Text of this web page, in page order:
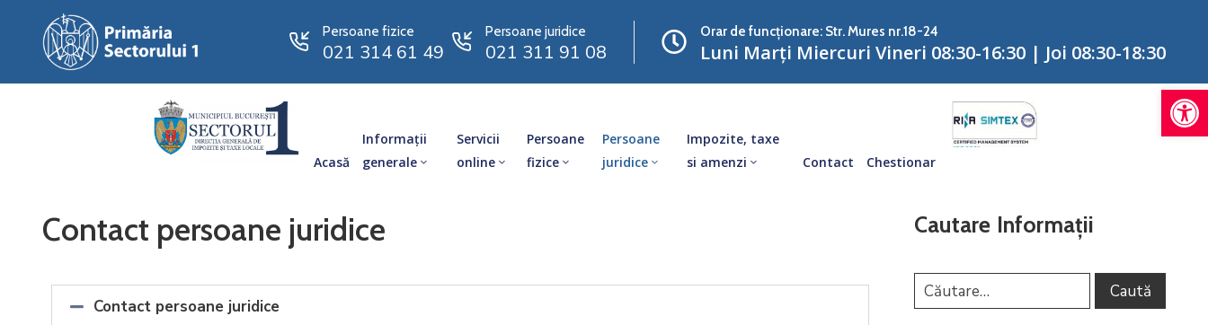
Persoane fizice
021 314 61 49
Persoane juridice
021 311 91 08
Orar de funcționare: Str. Mures nr.18-24
Luni Marți Miercuri Vineri 08:30-16:30 | Joi 08:30-18:30
Acasă
Informații
generale
Servicii
online
Persoane
fizice
Persoane
juridice
Impozite, taxe
si amenzi
Contact Chestionar
Contact persoane juridice
Contact persoane juridice
Cautare Informații